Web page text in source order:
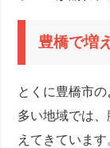
豊橋で増
とくに豊橋市
多い地域では
えてきていま